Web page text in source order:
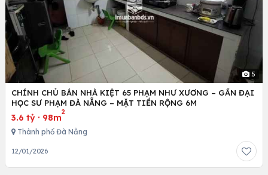
5
CHÍNH CHỦ BÁN NHÀ KIỆT 65 PHẠM NHƯ XƯƠNG – GẦN ĐẠI
HỌC SƯ PHẠM ĐÀ NẴNG – MẶT TIỀN RỘNG 6M
3.6 tỷ · 98m
2
Thành phố Đà Nẵng
12/01/2026